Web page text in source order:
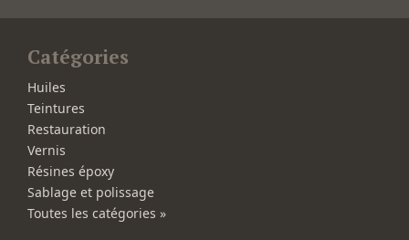
Catégories
Huiles
Teintures
Restauration
Vernis
Résines époxy
Sablage et polissage
Toutes les catégories »